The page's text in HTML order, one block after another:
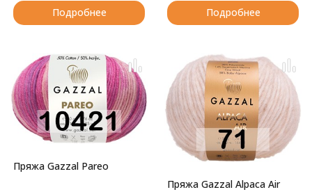
Подробнее Подробнее
Пряжа Gazzal Pareo
Пряжа Gazzal Alpaca Air